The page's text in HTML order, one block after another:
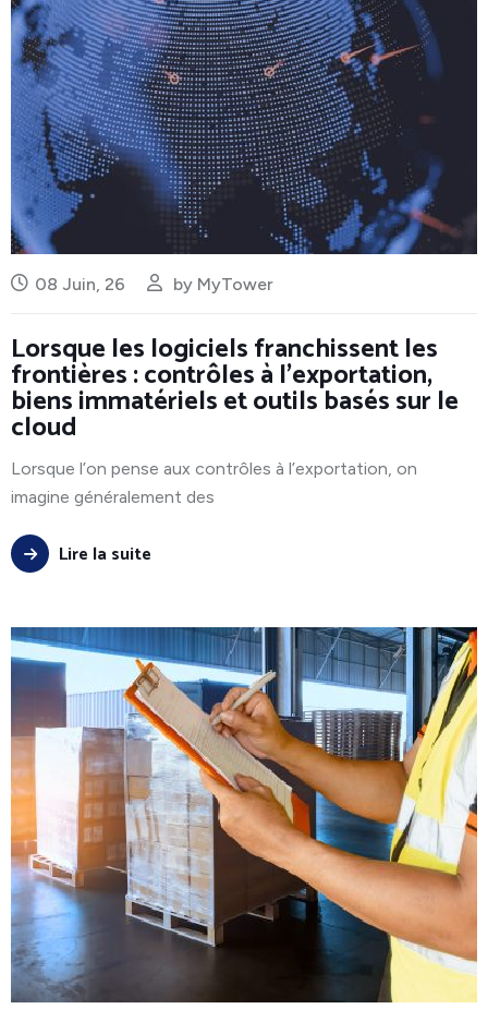
08 Juin, 26 by MyTower
Lorsque les logiciels franchissent les
frontières : contrôles à l’exportation,
biens immatériels et outils basés sur le
cloud
Lorsque l’on pense aux contrôles à l’exportation, on
imagine généralement des
Lire la suite